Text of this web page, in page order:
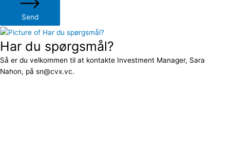
Send
Har du spørgsmål?
Så er du velkommen til at kontakte Investment Manager, Sara
Nahon, på sn@cvx.vc.